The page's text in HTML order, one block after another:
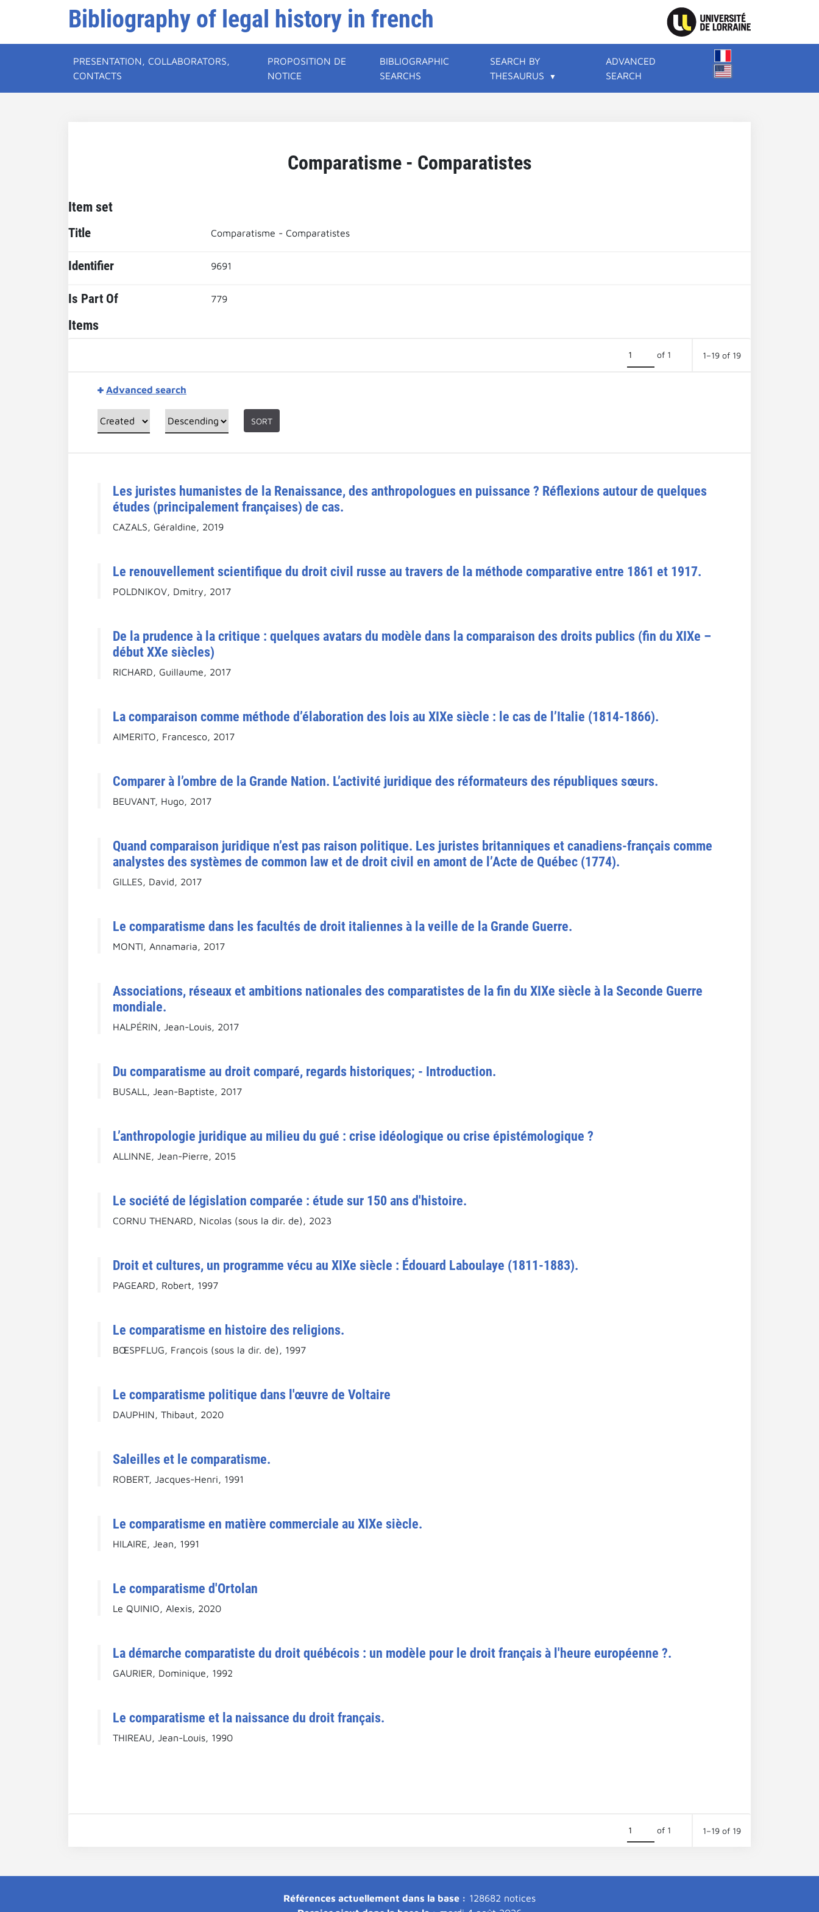
Bibliography of legal history in french
PRESENTATION, COLLABORATORS,
CONTACTS
PROPOSITION DE
NOTICE
BIBLIOGRAPHIC
SEARCHS
SEARCH BY
THESAURUS
ADVANCED
SEARCH
Comparatisme - Comparatistes
Item set
Title Comparatisme - Comparatistes
Identifier 9691
Is Part Of 779
Items
of 1 1–19 of 19
Advanced search
SORT
Les juristes humanistes de la Renaissance, des anthropologues en puissance ? Réflexions autour de quelques
études (principalement françaises) de cas.
CAZALS, Géraldine, 2019
Le renouvellement scientifique du droit civil russe au travers de la méthode comparative entre 1861 et 1917.
POLDNIKOV, Dmitry, 2017
De la prudence à la critique : quelques avatars du modèle dans la comparaison des droits publics (fin du XIXe –
début XXe siècles)
RICHARD, Guillaume, 2017
La comparaison comme méthode d’élaboration des lois au XIXe siècle : le cas de l’Italie (1814-1866).
AIMERITO, Francesco, 2017
Comparer à l’ombre de la Grande Nation. L’activité juridique des réformateurs des républiques sœurs.
BEUVANT, Hugo, 2017
Quand comparaison juridique n’est pas raison politique. Les juristes britanniques et canadiens-français comme
analystes des systèmes de common law et de droit civil en amont de l’Acte de Québec (1774).
GILLES, David, 2017
Le comparatisme dans les facultés de droit italiennes à la veille de la Grande Guerre.
MONTI, Annamaria, 2017
Associations, réseaux et ambitions nationales des comparatistes de la fin du XIXe siècle à la Seconde Guerre
mondiale.
HALPÉRIN, Jean-Louis, 2017
Du comparatisme au droit comparé, regards historiques; - Introduction.
BUSALL, Jean-Baptiste, 2017
L’anthropologie juridique au milieu du gué : crise idéologique ou crise épistémologique ?
ALLINNE, Jean-Pierre, 2015
Le société de législation comparée : étude sur 150 ans d'histoire.
CORNU THENARD, Nicolas (sous la dir. de), 2023
Droit et cultures, un programme vécu au XIXe siècle : Édouard Laboulaye (1811-1883).
PAGEARD, Robert, 1997
Le comparatisme en histoire des religions.
BŒSPFLUG, François (sous la dir. de), 1997
Le comparatisme politique dans l'œuvre de Voltaire
DAUPHIN, Thibaut, 2020
Saleilles et le comparatisme.
ROBERT, Jacques-Henri, 1991
Le comparatisme en matière commerciale au XIXe siècle.
HILAIRE, Jean, 1991
Le comparatisme d'Ortolan
Le QUINIO, Alexis, 2020
La démarche comparatiste du droit québécois : un modèle pour le droit français à l'heure européenne ?.
GAURIER, Dominique, 1992
Le comparatisme et la naissance du droit français.
THIREAU, Jean-Louis, 1990
of 1 1–19 of 19
Références actuellement dans la base : 128682 notices